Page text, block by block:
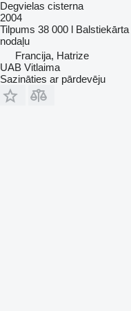
Degvielas cisterna
2004
Tilpums 38 000 l Balstiekārta
nodaļu
Francija, Hatrize
UAB Vitlaima
Sazināties ar pārdevēju